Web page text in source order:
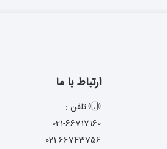
ارتباط با ما
تلفن :
021-66717160
021-66743756